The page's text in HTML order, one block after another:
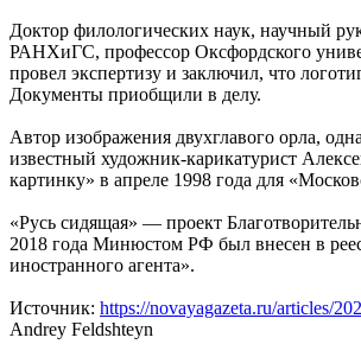
Доктор филологических наук, научный
РАНХиГС, профессор Оксфордского
провел экспертизу и заключил, что
Документы приобщили в делу.
Автор изображения двухглавого орла,
известный художник-карикатурист
картинку» в апреле 1998 года для
«Русь сидящая» — проект
2018 года Минюстом РФ был внесен в
иностранного агента».
Источник: https://novayagazeta.ru/articles/
Andrey Feldshteyn